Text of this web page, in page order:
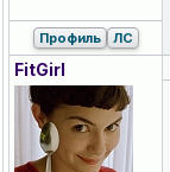
Профиль ЛС
FitGirl